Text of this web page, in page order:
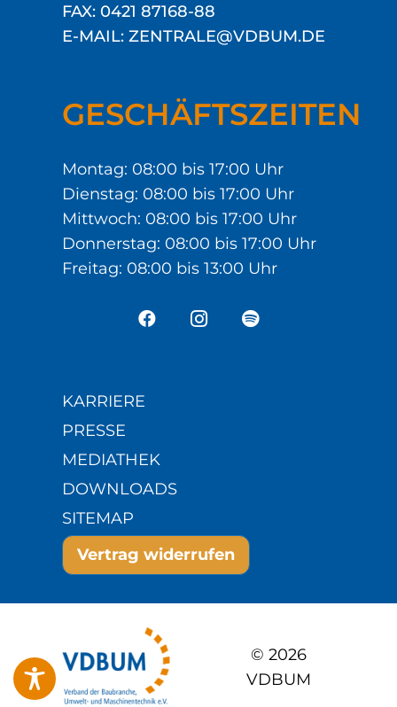
FAX: 0421 87168-88
E-MAIL: ZENTRALE@VDBUM.DE
GESCHÄFTSZEITEN
Montag: 08:00 bis 17:00 Uhr
Dienstag: 08:00 bis 17:00 Uhr
Mittwoch: 08:00 bis 17:00 Uhr
Donnerstag: 08:00 bis 17:00 Uhr
Freitag: 08:00 bis 13:00 Uhr
KARRIERE
PRESSE
MEDIATHEK
DOWNLOADS
SITEMAP
Vertrag widerrufen
© 2026
VDBUM